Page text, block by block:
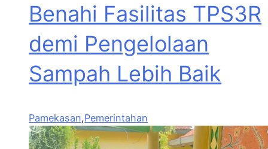
Benahi Fasilitas TPS3R
demi Pengelolaan
Sampah Lebih Baik
Pamekasan,Pemerintahan